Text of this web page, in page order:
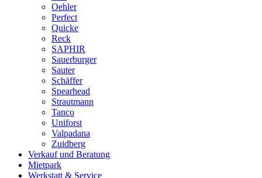
Oehler
Perfect
Quicke
Reck
SAPHIR
Sauerburger
Sauter
Schäffer
Spearhead
Strautmann
Tanco
Uniforst
Valpadana
Zuidberg
Verkauf und Beratung
Mietpark
Werkstatt & Service